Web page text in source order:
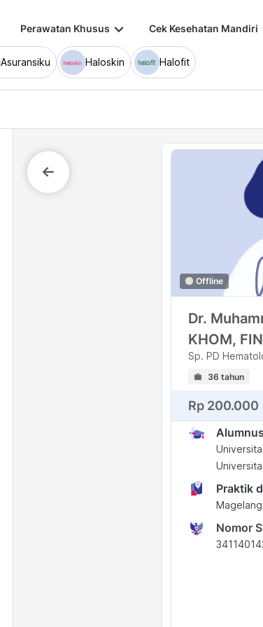
Perawatan Khusus keyboard_arrow_down Cek Kesehatan Mandiri
Asuransiku Haloskin Halofit
Offline
Dr.
KHOM,
Sp. PD
36 tahun
Rp 200.000
Alumnus
Praktik
Nomor